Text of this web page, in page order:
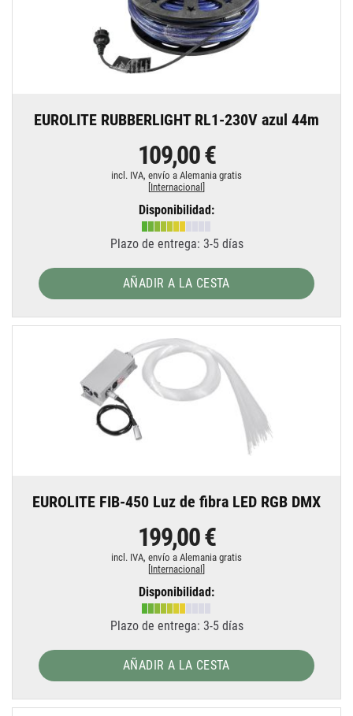
EUROLITE RUBBERLIGHT RL1-230V azul 44m
109,00 €
incl. IVA, envío a Alemania gratis
Internacional
Disponibilidad:
Plazo de entrega: 3-5 días
AÑADIR A LA CESTA
EUROLITE FIB-450 Luz de fibra LED RGB DMX
199,00 €
incl. IVA, envío a Alemania gratis
Internacional
Disponibilidad:
Plazo de entrega: 3-5 días
AÑADIR A LA CESTA